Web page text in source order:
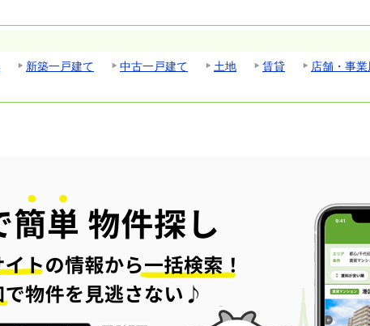
新築一戸建て 中古一戸建て 土地 賃貸
店舗・事業